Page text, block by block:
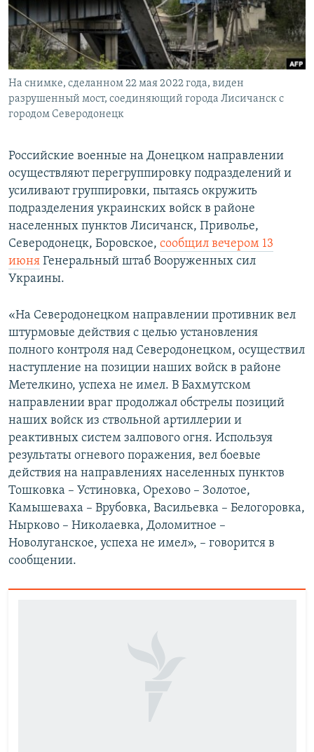
ПОБЕДИТЕЛЕЙ НЕ СУДЯТ?
КРЫМ.НЕПОКОРЕННЫЙ
ELIFBE
УКРАИНСКАЯ ПРОБЛЕМА КРЫМА
ПРИСОЕДИНЯЙТЕСЬ!
Все сайты RFE/RL
На снимке, сделанном 22 мая 2022 года, виден
разрушенный мост, соединяющий города Лисичанск с
городом Северодонецк
Российские военные на Донецком направлении
осуществляют перегруппировку подразделений и
усиливают группировки, пытаясь окружить
подразделения украинских войск в районе
населенных пунктов Лисичанск, Приволье,
Северодонецк, Боровское, сообщил вечером 13
июня Генеральный штаб Вооруженных сил
Украины.
«На Северодонецком направлении противник вел
штурмовые действия с целью установления
полного контроля над Северодонецком, осуществил
наступление на позиции наших войск в районе
Метелкино, успеха не имел. В Бахмутском
направлении враг продолжал обстрелы позиций
наших войск из ствольной артиллерии и
реактивных систем залпового огня. Используя
результаты огневого поражения, вел боевые
действия на направлениях населенных пунктов
Тошковка – Устиновка, Орехово – Золотое,
Камышеваха – Врубовка, Васильевка – Белогоровка,
Нырково – Николаевка, Доломитное –
Новолуганское, успеха не имел», – говорится в
сообщении.